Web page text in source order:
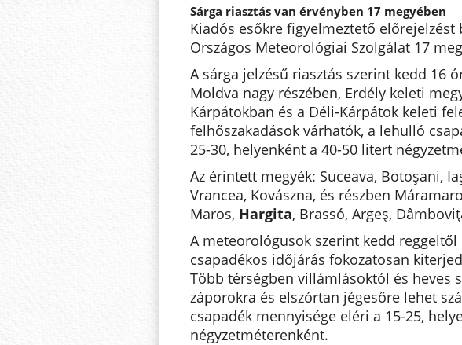
Sárga riasztás van érvényben 17 megyében
Kiadós esőkre figyelmeztető előrejelzést
Országos Meteorológiai Szolgálat 17
A sárga jelzésű riasztás szerint kedd 16
Moldva nagy részében, Erdély keleti
Kárpátokban és a Déli-Kárpátok keleti
felhőszakadások várhatók, a lehulló
25-30, helyenként a 40-50 litert
Az érintett megyék: Suceava, Botoşani,
Vrancea, Kovászna, és részben
Maros, Hargita, Brassó, Argeş,
A meteorológusok szerint kedd
csapadékos időjárás fokozatosan
Több térségben villámlásoktól és heves
záporokra és elszórtan jégesőre lehet
csapadék mennyisége eléri a 15-25,
négyzetméterenként.